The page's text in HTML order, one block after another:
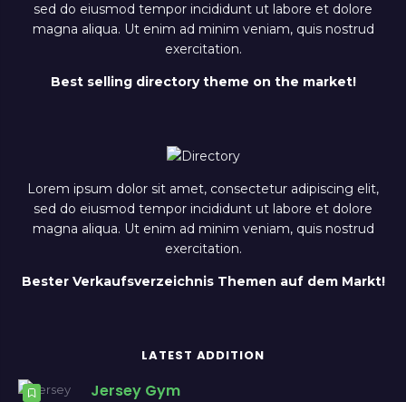
sed do eiusmod tempor incididunt ut labore et dolore
magna aliqua. Ut enim ad minim veniam, quis nostrud
exercitation.
Best selling directory theme on the market!
Lorem ipsum dolor sit amet, consectetur adipiscing elit,
sed do eiusmod tempor incididunt ut labore et dolore
magna aliqua. Ut enim ad minim veniam, quis nostrud
exercitation.
Bester Verkaufsverzeichnis Themen auf dem Markt!
LATEST ADDITION
Jersey Gym